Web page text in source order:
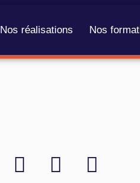
Nos réalisations Nos